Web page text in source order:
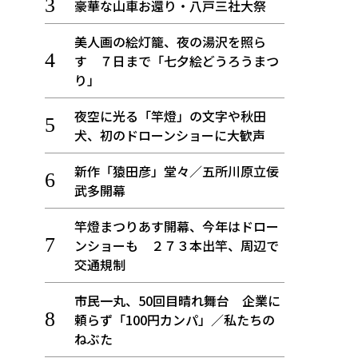
豪華な山車お還り・八戸三社大祭
美人画の絵灯籠、夜の湯沢を照ら
す ７日まで「七夕絵どうろうまつ
り」
夜空に光る「竿燈」の文字や秋田
犬、初のドローンショーに大歓声
新作「猿田彦」堂々／五所川原立佞
武多開幕
竿燈まつりあす開幕、今年はドロー
ンショーも ２７３本出竿、周辺で
交通規制
市民一丸、50回目晴れ舞台 企業に
頼らず「100円カンパ」／私たちの
ねぶた